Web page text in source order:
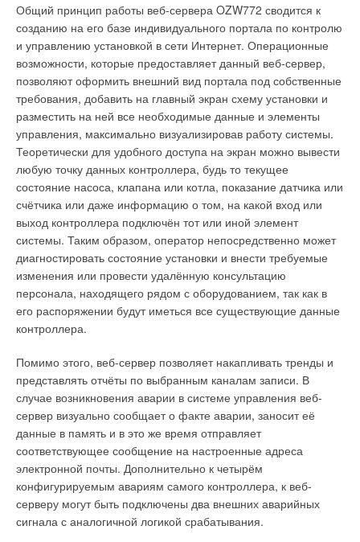
Общий принцип работы веб-сервера OZW772 сводится к
созданию на его базе индивидуального портала по контролю
и управлению установкой в сети Интернет. Операционные
возможности, которые предоставляет данный веб-сервер,
позволяют оформить внешний вид портала под собственные
требования, добавить на главный экран схему установки и
разместить на ней все необходимые данные и элементы
управления, максимально визуализировав работу системы.
Теоретически для удобного доступа на экран можно вывести
любую точку данных контроллера, будь то текущее
состояние насоса, клапана или котла, показание датчика или
счётчика или даже информацию о том, на какой вход или
выход контроллера подключён тот или иной элемент
системы. Таким образом, оператор непосредственно может
диагностировать состояние установки и внести требуемые
изменения или провести удалённую консультацию
персонала, находящего рядом с оборудованием, так как в
его распоряжении будут иметься все существующие данные
контроллера.
Помимо этого, веб-сервер позволяет накапливать тренды и
представлять отчёты по выбранным каналам записи. В
случае возникновения аварии в системе управления веб-
сервер визуально сообщает о факте аварии, заносит её
данные в память и в это же время отправляет
соответствующее сообщение на настроенные адреса
электронной почты. Дополнительно к четырём
конфигурируемым авариям самого контроллера, к веб-
серверу могут быть подключены два внешних аварийных
сигнала с аналогичной логикой срабатывания.
(защита от обрыва пламени, защита циркуляционного
насоса от заклинивания, защита теплообменника от
перегрева, защита от избыточного давления в системе
отопления, защита по отсутствию тяги, а также защита от
замерзания теплоносителя). Долговечность котлов
обеспечивают первичный медный теплообменник с большим
водонаполнением, пластинчатый теплообменник на ГВС,
модулируемая газовая горелка из нержавеющей стали, а
также латунный гидравлический блок. Приборы оснащены
современной системой управления: предусмотрены
автоматическая регулировка и контроль температуры
системы отопления в течение недели с помощью
недельного программатора, автоматическая регулировка
времени нагрева отопительного контура, в случае перебоев
с напряжением – запоминание настроек и автоматическое
воспроизведение их, после возобновления подачи
электричества. Имеется также таймер для контура горячей
воды.
программатор, который позволяет настроить температуру в
доме и управлять ею исходя из действительно необходимых
потребностей отопления в заданное время.
Система дымоудаления
С этого года в ассортименте газового оборудования Haier
появилось вспомогательное оборудование для настенных